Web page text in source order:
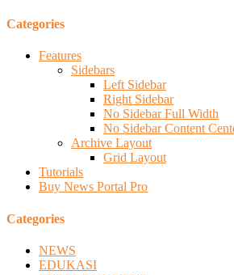
Categories
Features
Sidebars
Left Sidebar
Right Sidebar
No Sidebar Full Width
No Sidebar Content
Archive Layout
Grid Layout
Tutorials
Buy News Portal Pro
Categories
NEWS
EDUKASI